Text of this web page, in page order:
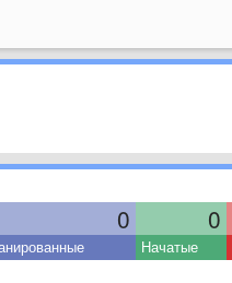
0 0
Начатые